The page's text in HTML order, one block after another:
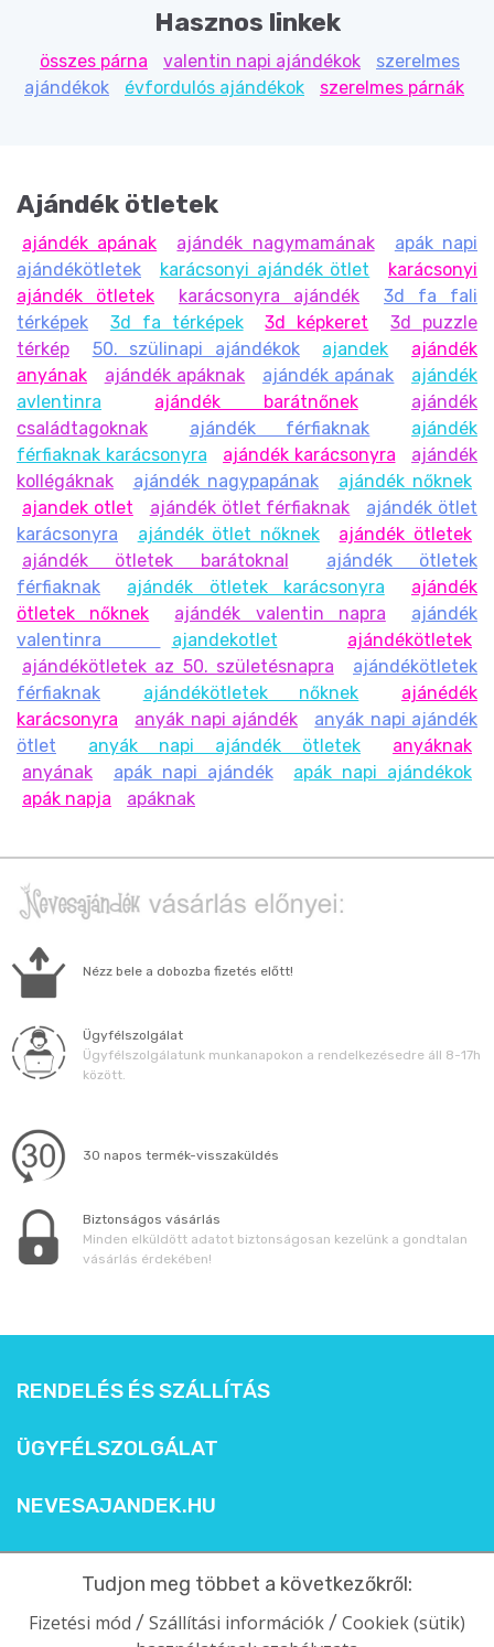
Hasznos linkek
összes párna valentin napi ajándékok
szerelmes
ajándékok
évfordulós ajándékok szerelmes párnák
Ajándék ötletek
ajándék apának ajándék nagymamának
apák napi
ajándékötletek
karácsonyi ajándék ötlet
karácsonyi
ajándék ötletek
karácsonyra ajándék
3d fa fali
térképek
3d fa térképek 3d képkeret
3d puzzle
térkép
50. szülinapi ajándékok ajandek
ajándék
anyának
ajándék apáknak ajándék apának
ajándék
avlentinra
ajándék barátnőnek
ajándék
családtagoknak
ajándék férfiaknak
ajándék
férfiaknak karácsonyra
ajándék karácsonyra
ajándék
kollégáknak
ajándék nagypapának
ajándék nőknek
ajandek otlet
ajándék ötlet férfiaknak
ajándék ötlet
karácsonyra
ajándék ötlet nőknek
ajándék ötletek
ajándék ötletek barátoknal
ajándék ötletek
férfiaknak
ajándék ötletek karácsonyra
ajándék
ötletek nőknek
ajándék valentin napra
ajándék
valentinra
ajandekotlet
ajándékötletek
ajándékötletek az 50. születésnapra
ajándékötletek
férfiaknak
ajándékötletek nőknek
ajánédék
karácsonyra
anyák napi ajándék
anyák napi ajándék
ötlet
anyák napi ajándék ötletek
anyáknak
anyának
apák napi ajándék
apák napi ajándékok
apák napja
apáknak
Nézz bele a dobozba fizetés előtt!
Ügyfélszolgálat
Ügyfélszolgálatunk munkanapokon a rendelkezésedre áll 8-17h
között.
30 napos termék-visszaküldés
Biztonságos vásárlás
Minden elküldött adatot biztonságosan kezelünk a gondtalan
vásárlás érdekében!
RENDELÉS ÉS SZÁLLÍTÁS
ÜGYFÉLSZOLGÁLAT
NEVESAJANDEK.HU
Tudjon meg többet a következőkről:
Fizetési mód / Szállítási információk / Cookiek (sütik)